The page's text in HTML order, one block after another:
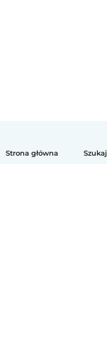
Strona główna Szukaj